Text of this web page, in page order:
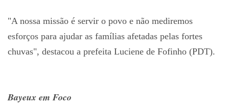
"A nossa missão é servir o povo e não mediremos
esforços para ajudar as famílias afetadas pelas fortes
chuvas", destacou a prefeita Luciene de Fofinho (PDT).
Bayeux em Foco